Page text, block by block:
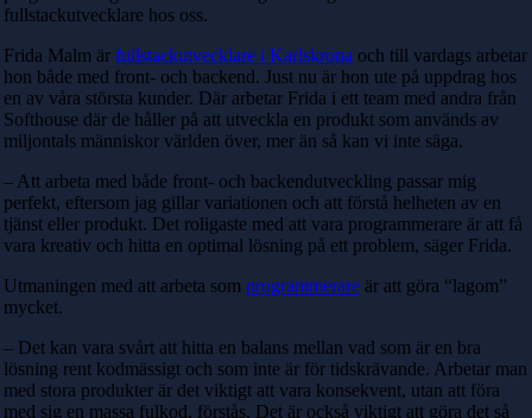
fullstackutvecklare hos oss.
Frida Malm är fullstackutvecklare i Karlskrona och till vardags arbetar
hon både med front- och backend. Just nu är hon ute på uppdrag hos
en av våra största kunder. Där arbetar Frida i ett team med andra från
Softhouse där de håller på att utveckla en produkt som används av
miljontals människor världen över, mer än så kan vi inte säga.
– Att arbeta med både front- och backendutveckling passar mig
perfekt, eftersom jag gillar variationen och att förstå helheten av en
tjänst eller produkt. Det roligaste med att vara programmerare är att få
vara kreativ och hitta en optimal lösning på ett problem, säger Frida.
Utmaningen med att arbeta som programmerare är att göra “lagom”
mycket.
– Det kan vara svårt att hitta en balans mellan vad som är en bra
lösning rent kodmässigt och som inte är för tidskrävande. Arbetar man
med stora produkter är det viktigt att vara konsekvent, utan att föra
med sig en massa fulkod, förstås. Det är också viktigt att göra det så